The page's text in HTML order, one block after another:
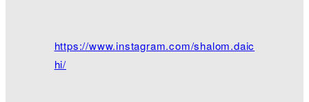
https://www.instagram.com/shalom.daic
hi/